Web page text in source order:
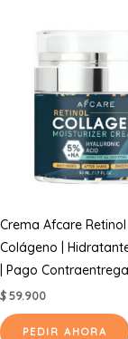
Crema Afcare
Colágeno |
| Pago Contraentrega
$59.900
PEDIR AHORA